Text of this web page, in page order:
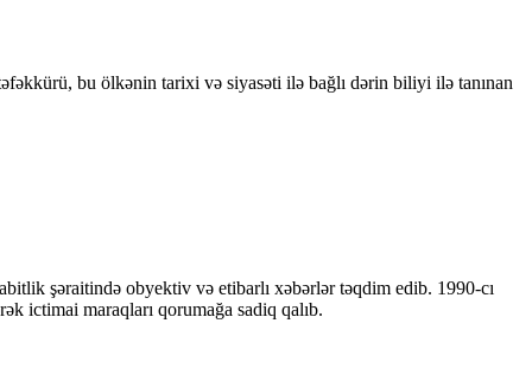
bu ölkənin tarixi və siyasəti ilə bağlı dərin biliyi ilə tanınan
şəraitində obyektiv və etibarlı xəbərlər təqdim edib. 1990-cı
ictimai maraqları qorumağa sadiq qalıb.